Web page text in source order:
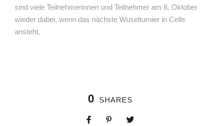
sind viele Teilnehmerinnen und Teilnehmer am 8. Oktober
wieder dabei, wenn das nächste Wuselturnier in Celle
ansteht.
0 SHARES